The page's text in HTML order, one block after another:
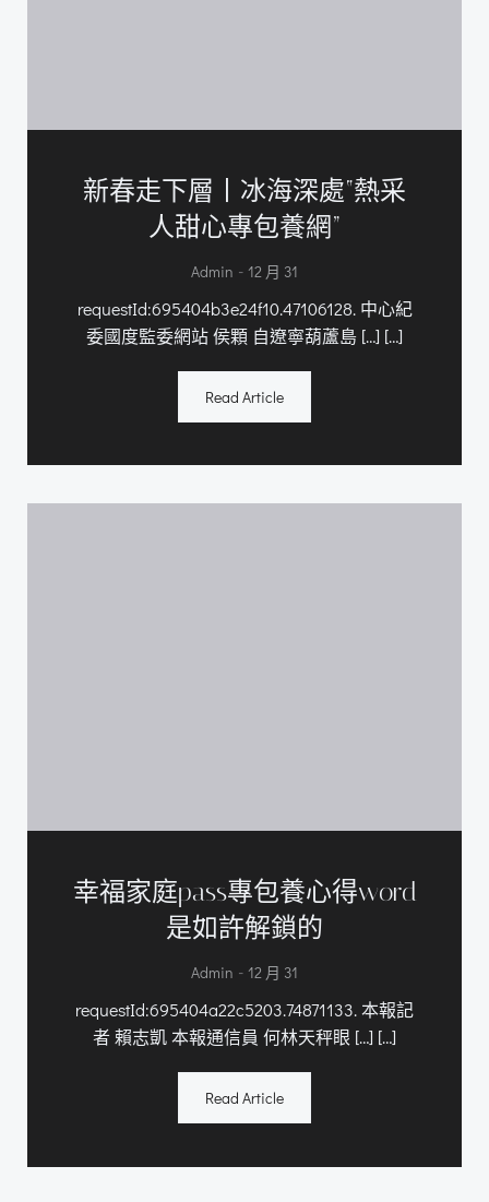
新春走下層丨冰海深處“熱采
人甜心專包養網”
Admin - 12 月 31
requestId:695404b3e24f10.47106128. 中心紀
委國度監委網站 侯顆 自遼寧葫蘆島 […] […]
Read Article
幸福家庭pass專包養心得word
是如許解鎖的
Admin - 12 月 31
requestId:695404a22c5203.74871133. 本報記
者 賴志凱 本報通信員 何林天秤眼 […] […]
Read Article